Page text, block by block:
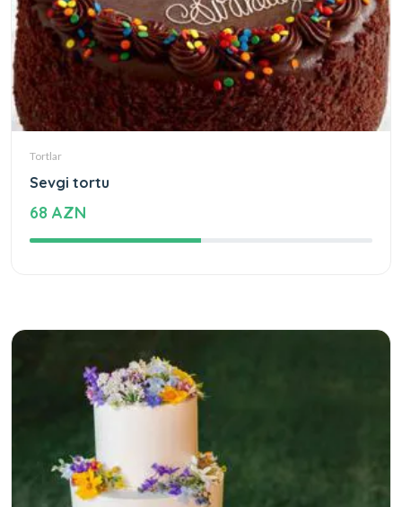
Tortlar
Sevgi tortu
68 AZN